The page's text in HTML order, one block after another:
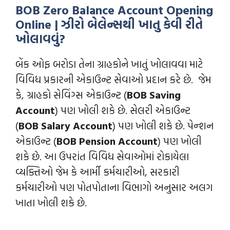
BOB Zero Balance Account Opening
Online | ઝીરો બેલેન્‍સથી ખાતુ કેવી રીતે
ખોલાવવું?
બેંક ઓફ બરોડા તેના ગ્રાહકોને ખાતું ખોલાવવા માટે
વિવિધ પ્રકારની એકાઉન્ટ સેવાઓ પ્રદાન કરે છે. જેમ
કે, ગ્રાહકો સેવિંગ્સ એકાઉન્ટ (BOB Saving
Account) પણ ખોલી શકે છે. સેલરી એકાઉન્ટ
(BOB Salary Account) પણ ખોલી શકે છે. પેન્શન
એકાઉન્ટ (BOB Pension Account) પણ ખોલી
શકે છે. આ ઉપરાંત વિવિધ સેવાઓમાં રોકાયેલા
વ્યક્તિઓ જેમ કે આર્મી કર્મચારીઓ, સરકારી
કર્મચારીઓ પણ પોતપોતાના વિભાગો અનુસાર અલગ
ખાતા ખોલી શકે છે.